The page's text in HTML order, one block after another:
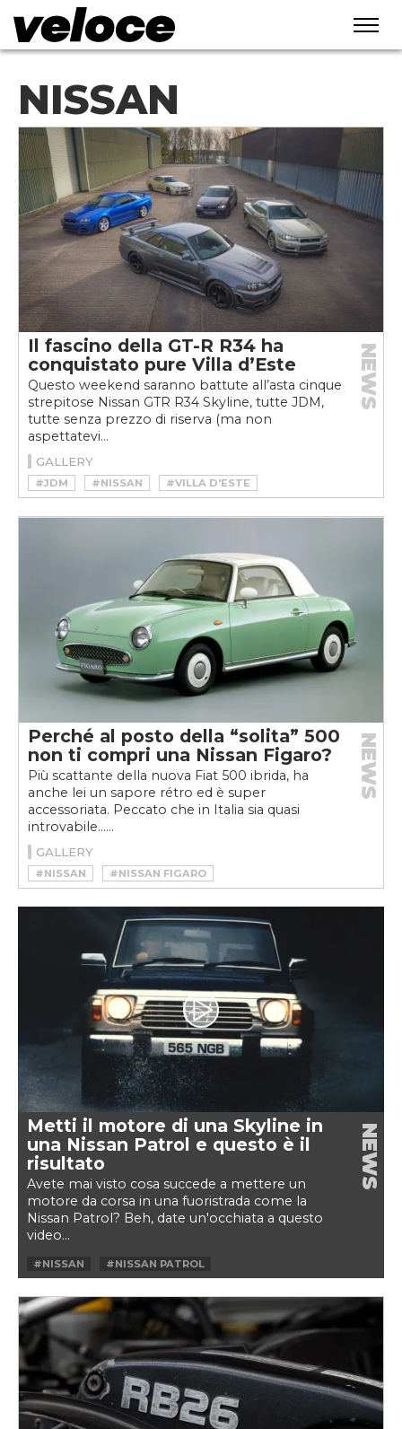
NISSAN
Il fascino della GT-R R34 ha
conquistato pure Villa d’Este
Questo weekend saranno battute all’asta cinque
strepitose Nissan GTR R34 Skyline, tutte JDM,
tutte senza prezzo di riserva (ma non
aspettatevi...
NEWS
GALLERY
#JDM #NISSAN #VILLA D'ESTE
Perché al posto della “solita” 500
non ti compri una Nissan Figaro?
Più scattante della nuova Fiat 500 ibrida, ha
anche lei un sapore rétro ed è super
accessoriata. Peccato che in Italia sia quasi
introvabile......
NEWS
GALLERY
#NISSAN #NISSAN FIGARO
Metti il motore di una Skyline in
una Nissan Patrol e questo è il
risultato
Avete mai visto cosa succede a mettere un
motore da corsa in una fuoristrada come la
Nissan Patrol? Beh, date un'occhiata a questo
video...
NEWS
#NISSAN
#NISSAN PATROL